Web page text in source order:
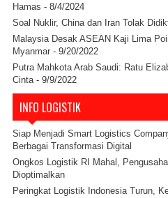
Hamas - 8/4/2024
Soal Nuklir, China dan Iran Tolak
Malaysia Desak ASEAN Kaji Lima
Myanmar - 9/20/2022
Putra Mahkota Arab Saudi: Ratu
Cinta - 9/9/2022
INFO LOGISTIK
Siap Menjadi Smart Logistics
Berbagai Transformasi Digital
Ongkos Logistik RI Mahal,
Dioptimalkan
Peringkat Logistik Indonesia Turun,